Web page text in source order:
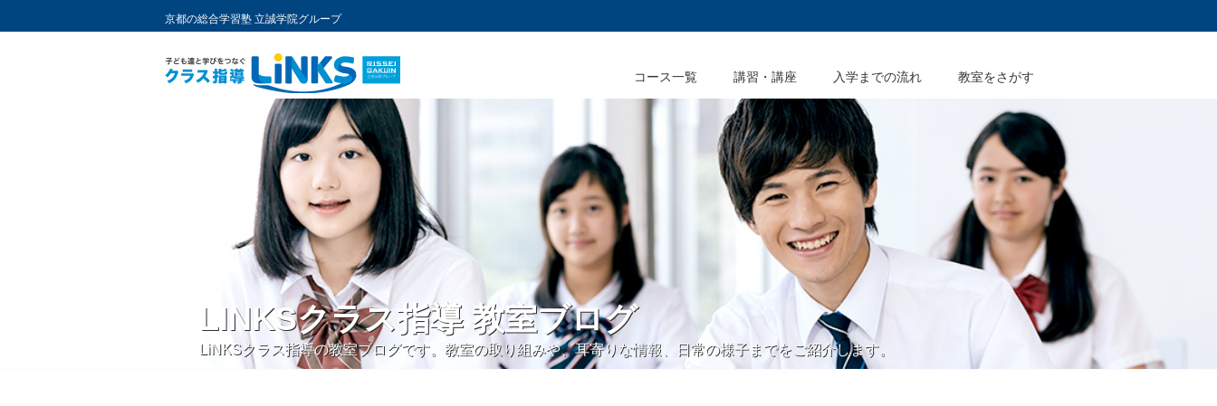
京都の総合学習塾 立誠学院グループ
コース一覧 講習・講座 入学までの流れ 教室をさがす
LINKSクラス指導 教室ブログ
LiNKSクラス指導の教室ブログです。教室の取り組みや、耳寄りな情報、日常の様子までをご紹介します。